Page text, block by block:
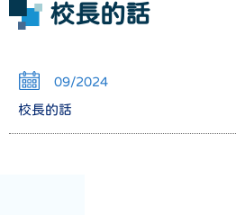
校長的話
09/2024
校長的話